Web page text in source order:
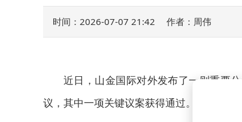
时间：2026-07-07 21:42 作者：周伟
近日，山金国际对外发布了一则重要
议，其中一项关键议案获得通过。